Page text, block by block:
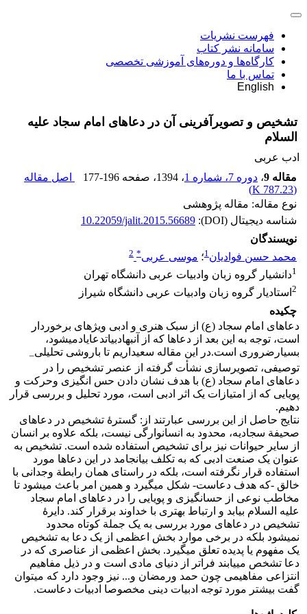
فهرست نشریات
سامانه نشر کتاب
کارگاه‌ها و دوره‌های آموزشی تخصصی
تماس با ما
English
تشخیص و تصویرآفرینی آن در دعاهای امام سجاد علیه
السلام
ادب عربی
مقاله 9
، دوره 7، شماره 1 ، 1394 ، صفحه 177-196
اصل مقاله
(
787.23 K
)
نوع مقاله: مقاله پژوهشی
شناسه دیجیتال (DOI):
10.22059/jalit.2015.56689
نویسندگان
محمد حسن فوادیان1؛ موسی عربی*
2
1دانشیار گروه زبان وادبیات عربی دانشگاه تهران
2 استادیار گروه زبان وادبیات عربی دانشگاه شیراز
چکیده
دعاهای امام سجاد (ع) از سبک هنری و ادبی ویژه­ای برخوردار
است، توجه به این بعد از دعاها که از آنبهادبیاتدعایادمی­شود،
بسیارضروری است.در این مقاله سعیداریم تا باروشی تحلیلی–
توصیفی، تصویرسازی نشأت گرفته از عنصر تشخیص را در
دعاهای امام سجاد (ع) با هدف نشان دادن حس انگیزی وحرکت و
پویایی که از امتیازات یک اثر ادبی است، مورد تحلیل و بررسی قرار
دهیم.
نتایج حاصل از این بررسی عبارتند از: گسترۀ تشخیص در دعاهای
صحیفة سجادیه، محدود به انسان­وارگی نیست، بلکه علاوه بر انسان
از سایر حیوانات نیز برای تشخیص استفاده شده است. تشخیص به
عنوان یک صنعت ادبی که به تکلف بیانجامد در این دعاها مورد
استفاده قرار نگرفته است، بلکه در راستای همان رابطة وجدانی با
خالق -که هدف دعاست- شکل می­گیرد و همین امر باعث می­شود تا
مخاطب نوعی از حس­انگیزی و پویایی را در دعاهای امام سجاد
علیه السلام بیابد و ارتباط بهتری با خداوند برقرار کند. دایرۀ
تشخیص در دعاهای مورد بررسی به یک جملة کوتاه محدود
نمی­شود بلکه در برخی موارد بخش اعظمی از یک دعا به تشخیص
یک مفهوم یا پدیده تعلق می­گیرد. بخش اعظمی از عناصری که در
دعا تشخص می­یابند فراتر از دنیای مادی است و در ذیل مفاهیم
انتزاعی مفاهیمی چون حمد ورمضان و... نیز وجود دارد که می­توان
گفت بیشتر مورد توجه ادبیات دینی مخصوصا ادبیات دعاست.